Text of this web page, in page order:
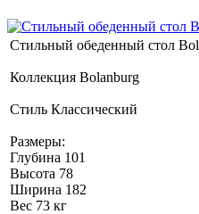
Стильный обеденный стол
Коллекция Bolanburg
Стиль Классический
Размеры:
Глубина 101
Высота 78
Ширина 182
Вес 73 кг